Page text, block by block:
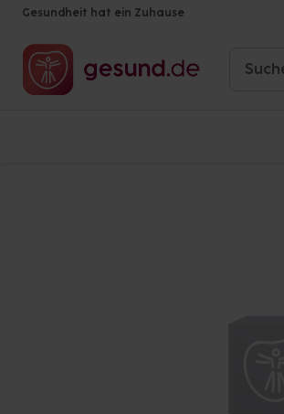
Gesundheit hat ein Zuhause